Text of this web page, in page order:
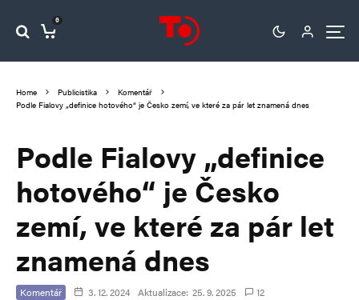
0
Home Publicistika
Komentář
Podle Fialovy „definice hotového“ je Česko zemí, ve které za pár let znamená dnes
Podle Fialovy „definice
hotového“ je Česko
zemí, ve které za pár let
znamená dnes
Komentář 3. 12. 2024 Aktualizace: 25. 9. 2025
12